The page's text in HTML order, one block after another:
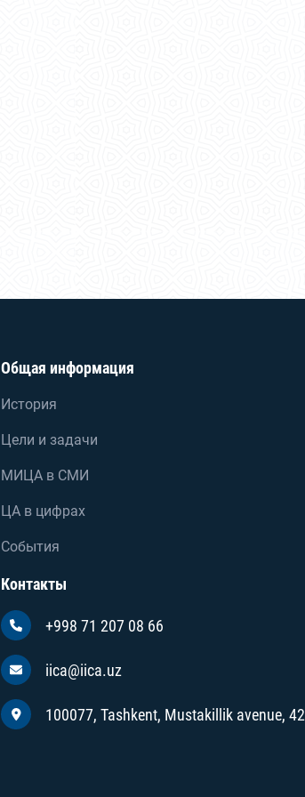
Общая информация
История
Цели и задачи
МИЦА в СМИ
ЦА в цифрах
События
Контакты
+998 71 207 08 66
iica@iica.uz
100077, Tashkent, Mustakillik avenue, 42